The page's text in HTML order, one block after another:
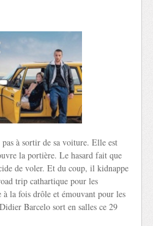
à sortir de sa voiture. Elle est
la portière. Le hasard fait que
de voler. Et du coup, il kidnappe
trip cathartique pour les
à la fois drôle et émouvant pour les
Barcelo sort en salles ce 29